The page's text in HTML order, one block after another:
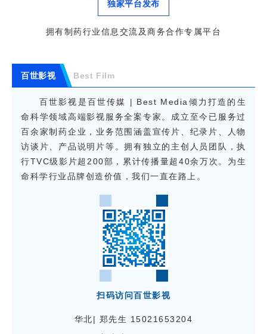
独家平台发布
拥有制药行业信息交流及商务合作专属平台
百世影视 Best Film
百世影视是百世传媒 | Best Media倾力打造的生
命科学领域高端影视服务全案专家。成立至今已服务过
百余家制药企业，业务范围涵盖宣传片、纪录片、人物
访谈片、产品说明片等。拥有独立的主创人员团队，执
行TVC级影片超200部，累计传播量超40余万次。为生
命科学行业品牌创造价值，我们一直在路上。
扫码访问百世影视
华北| 郑先生 15021653204